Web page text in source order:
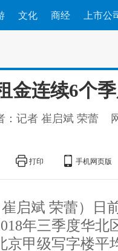
文化 商经 上市公
金连续6个
：记者 崔启斌 荣蕾
打印 手机网页版
崔启斌 荣蕾）日
年三季度华北
京甲级写字楼平